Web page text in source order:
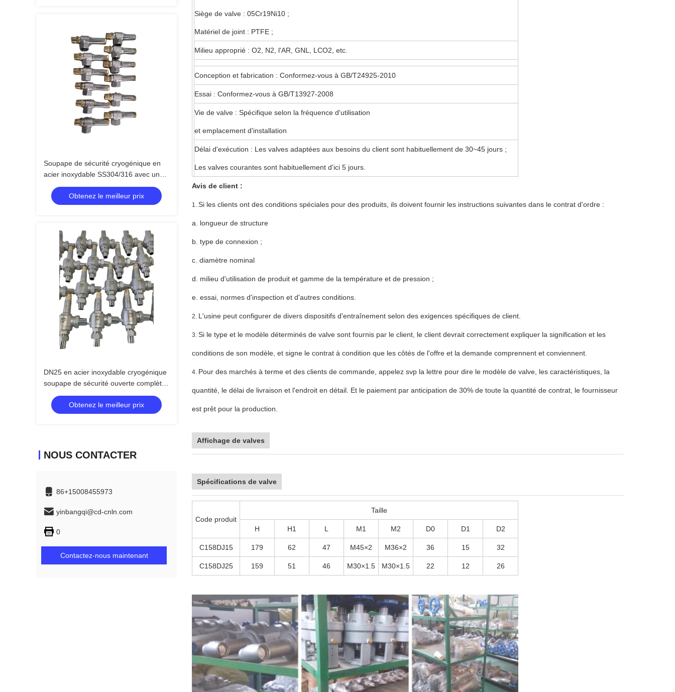
Soupape de sécurité cryogénique en
acier inoxydable SS304/316 avec une
pression maximale de 4,0 MPa pour
une plage de température de -196 °C à
+120 °C
Obtenez le meilleur prix
DN25 en acier inoxydable cryogénique
soupape de sécurité ouverte complète
CF8 CF3
Obtenez le meilleur prix
NOUS CONTACTER
86+15008455973
yinbangqi@cd-cnln.com
0
Contactez-nous maintenant
Siège de valve : 05Cr19Ni10 ;
Matériel de joint : PTFE ;
Milieu approprié : O2, N2, l'AR, GNL, LCO2, etc.
Conception et fabrication : Conformez-vous à GB/T24925-2010
Essai : Conformez-vous à GB/T13927-2008
Vie de valve : Spécifique selon la fréquence d'utilisation
et emplacement d'installation
Délai d'exécution : Les valves adaptées aux besoins du client sont habituellement de 30~45 jours ;
Les valves courantes sont habituellement d'ici 5 jours.
Avis de client :
1. Si les clients ont des conditions spéciales pour des produits, ils doivent fournir les instructions suivantes dans le contrat d'ordre :
a. longueur de structure
b. type de connexion ;
c. diamètre nominal
d. milieu d'utilisation de produit et gamme de la température et de pression ;
e. essai, normes d'inspection et d'autres conditions.
2. L'usine peut configurer de divers dispositifs d'entraînement selon des exigences spécifiques de client.
3. Si le type et le modèle déterminés de valve sont fournis par le client, le client devrait correctement expliquer la signification et les
conditions de son modèle, et signe le contrat à condition que les côtés de l'offre et la demande comprennent et conviennent.
4. Pour des marchés à terme et des clients de commande, appelez svp la lettre pour dire le modèle de valve, les caractéristiques, la
quantité, le délai de livraison et l'endroit en détail. Et le paiement par anticipation de 30% de toute la quantité de contrat, le fournisseur
est prêt pour la production.
Affichage de valves
Spécifications de valve
Code produit
Taille
H H1 L M1 M2 D0 D1 D2
C158DJ15 179 62 47 M45×2 M36×2 36 15 32
C158DJ25 159 51 46 M30×1.5 M30×1.5 22 12 26